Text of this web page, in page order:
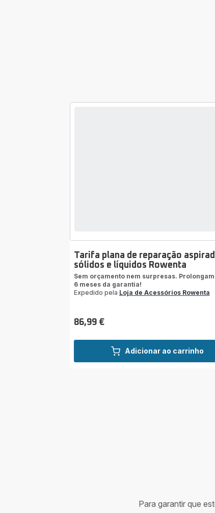
Adicionar ao carrinho
Tarifa plana de reparação
sólidos e líquidos Rowenta
Sem orçamento nem surpresas.
6 meses da garantia!
Expedido pela Loja de Acessórios Rowenta
Preço
86,99 €
Para garantir que